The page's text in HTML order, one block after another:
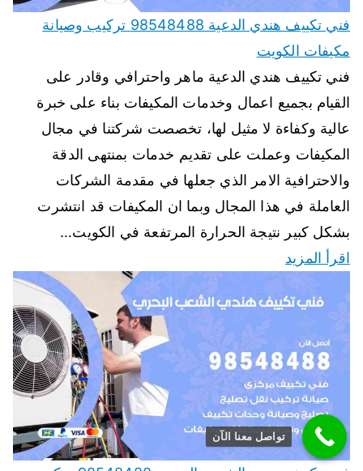
فني تكييف هندي الدعية 98548488 تركيب وصيانة
مكيفات الكويت
فني تكييف هندي الدعية ماهر واحترافي وقادر على
القيام بجميع اعمال وخدمات المكيفات بناء على خبرة
عالية وكفاءة لا مثيل لها، تخصصت شركتنا في مجال
المكيفات وعملت على تقديم خدمات بمنتهى الدقة
والاحترافية الامر الذي جعلها في مقدمة الشركات
العاملة في هذا المجال وبما ان المكيفات قد انتشرت
بشكل كبير نتيجة الحرارة المرتفعة في الكويت…
اقرأ المزيد
تواصل معنا الآن